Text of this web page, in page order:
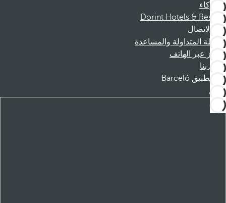
الشركاء
Dorint Hotels & Resorts
الاتصال
الأسئلة المتداولة والمساعدة
الحجز عبر الهاتف
اتصل بنا
تطبيق Barceló
تنزيل